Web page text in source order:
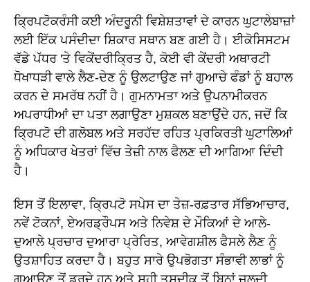
ਕ੍ਰਿਪਟੋਕਰੰਸੀ ਕਈ ਅੰਦਰੂਨੀ ਵਿਸ਼ੇਸ਼ਤਾਵਾਂ ਦੇ ਕਾਰਨ ਘੁਟਾਲੇਬਾਜ਼ਾਂ
ਲਈ ਇੱਕ ਪਸੰਦੀਦਾ ਸ਼ਿਕਾਰ ਸਥਾਨ ਬਣ ਗਈ ਹੈ। ਈਕੋਸਿਸਟਮ
ਵੱਡੇ ਪੱਧਰ 'ਤੇ ਵਿਕੇਂਦਰੀਕ੍ਰਿਤ ਹੈ, ਕੋਈ ਵੀ ਕੇਂਦਰੀ ਅਥਾਰਟੀ
ਧੋਖਾਧੜੀ ਵਾਲੇ ਲੈਣ-ਦੇਣ ਨੂੰ ਉਲਟਾਉਣ ਜਾਂ ਗੁਆਚੇ ਫੰਡਾਂ ਨੂੰ ਬਹਾਲ
ਕਰਨ ਦੇ ਸਮਰੱਥ ਨਹੀਂ ਹੈ। ਗੁਮਨਾਮਤਾ ਅਤੇ ਉਪਨਾਮੀਕਰਨ
ਅਪਰਾਧੀਆਂ ਦਾ ਪਤਾ ਲਗਾਉਣਾ ਮੁਸ਼ਕਲ ਬਣਾਉਂਦੇ ਹਨ, ਜਦੋਂ ਕਿ
ਕ੍ਰਿਪਟੋ ਦੀ ਗਲੋਬਲ ਅਤੇ ਸਰਹੱਦ ਰਹਿਤ ਪ੍ਰਕਿਰਤੀ ਘੁਟਾਲਿਆਂ
ਨੂੰ ਅਧਿਕਾਰ ਖੇਤਰਾਂ ਵਿੱਚ ਤੇਜ਼ੀ ਨਾਲ ਫੈਲਣ ਦੀ ਆਗਿਆ ਦਿੰਦੀ
ਹੈ।
ਇਸ ਤੋਂ ਇਲਾਵਾ, ਕ੍ਰਿਪਟੋ ਸਪੇਸ ਦਾ ਤੇਜ਼-ਰਫ਼ਤਾਰ ਸੱਭਿਆਚਾਰ,
ਨਵੇਂ ਟੋਕਨਾਂ, ਏਅਰਡ੍ਰੌਪਸ ਅਤੇ ਨਿਵੇਸ਼ ਦੇ ਮੌਕਿਆਂ ਦੇ ਆਲੇ-
ਦੁਆਲੇ ਪ੍ਰਚਾਰ ਦੁਆਰਾ ਪ੍ਰੇਰਿਤ, ਆਵੇਗਸ਼ੀਲ ਫੈਸਲੇ ਲੈਣ ਨੂੰ
ਉਤਸ਼ਾਹਿਤ ਕਰਦਾ ਹੈ। ਬਹੁਤ ਸਾਰੇ ਉਪਭੋਗਤਾ ਸੰਭਾਵੀ ਲਾਭਾਂ ਨੂੰ
ਗੁਆਉਣ ਤੋਂ ਡਰਦੇ ਹਨ ਅਤੇ ਸਹੀ ਤਸਦੀਕ ਤੋਂ ਬਿਨਾਂ ਜਲਦੀ